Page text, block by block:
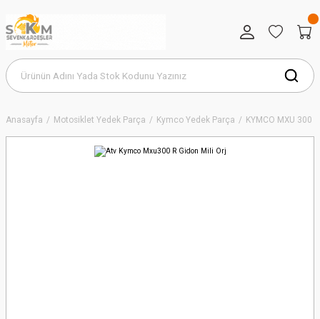
Anasayfa Motosiklet Yedek Parça Kymco Yedek Parça KYMCO MXU 300